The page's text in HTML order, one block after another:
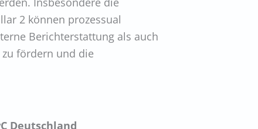
2 können prozessual
Berichterstattung als auch
fördern und die
Deutschland